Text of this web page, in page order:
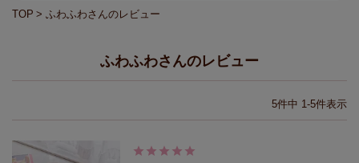
TOP ふわふわさんのレビュー
ふわふわさんのレビュー
5件中 1-5件表示